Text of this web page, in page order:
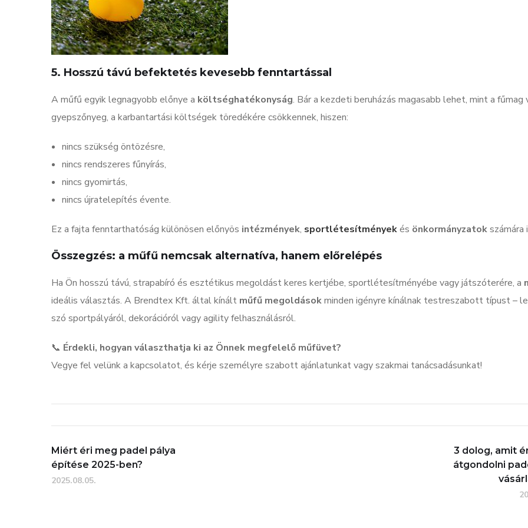
5. Hosszú távú befektetés kevesebb fenntartással
A műfű egyik legnagyobb előnye a költséghatékonyság. Bár a kezdeti beruházás magasabb lehet, mint a fűmag
gyepszőnyeg, a karbantartási költségek töredékére csökkennek, hiszen:
nincs szükség öntözésre,
nincs rendszeres fűnyírás,
nincs gyomirtás,
nincs újratelepítés évente.
Ez a fajta fenntarthatóság különösen előnyös intézmények, sportlétesítményekés önkormányzatokszámára
Összegzés: a műfű nemcsak alternatíva, hanem előrelépés
Ha Ön hosszú távú, strapabíró és esztétikus megoldást keres kertjébe, sportlétesítményébe vagy játszóterére, a
ideális választás. A Brendtex Kft. által kínált műfű megoldásokminden igényre kínálnak testreszabott típust –
szó sportpályáról, dekorációról vagy agility felhasználásról.
📞 Érdekli, hogyan választhatja ki az Önnek megfelelő műfüvet?
Vegye fel velünk a kapcsolatot, és kérje személyre szabott ajánlatunkat vagy szakmai tanácsadásunkat!
Miért éri meg padel pálya
építése 2025-ben?
2025.08.05.
3 dolog, amit
átgondolni